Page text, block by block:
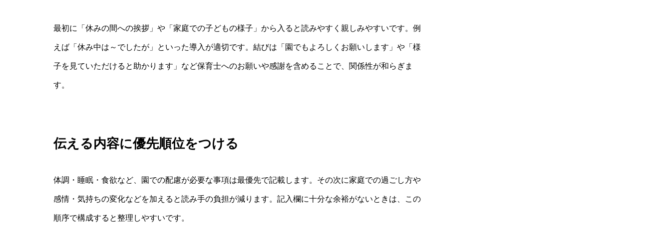
最初に「休みの間への挨拶」や「家庭での子どもの様子」から入ると読みやすく親しみやすいです。例
えば「休み中は～でしたが」といった導入が適切です。結びは「園でもよろしくお願いします」や「様
子を見ていただけると助かります」など保育士へのお願いや感謝を含めることで、関係性が和らぎま
す。
伝える内容に優先順位をつける
体調・睡眠・食欲など、園での配慮が必要な事項は最優先で記載します。その次に家庭での過ごし方や
感情・気持ちの変化などを加えると読み手の負担が減ります。記入欄に十分な余裕がないときは、この
順序で構成すると整理しやすいです。